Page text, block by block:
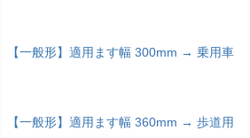
【一般形】適用ます幅 300mm → 乗用車
【一般形】適用ます幅 360mm → 歩道用